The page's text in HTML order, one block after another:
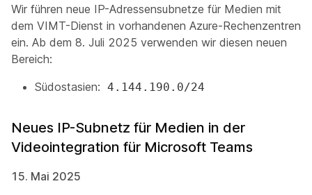
Wir führen neue IP-Adressensubnetze für Medien mit
dem VIMT-Dienst in vorhandenen Azure-Rechenzentren
ein. Ab dem 8. Juli 2025 verwenden wir diesen neuen
Bereich:
Südostasien: 4.144.190.0/24
Neues IP-Subnetz für Medien in der
Videointegration für Microsoft Teams
15. Mai 2025